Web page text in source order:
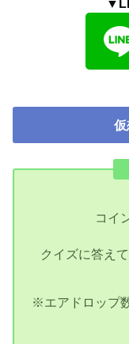
仮
コイ
クイズに答え
※エアドロップ